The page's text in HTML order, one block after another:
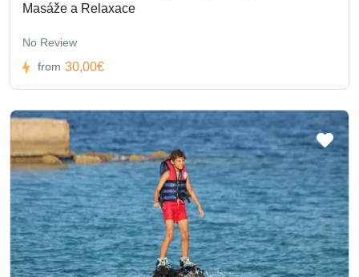
Masáže a Relaxace
No Review
from 30,00€